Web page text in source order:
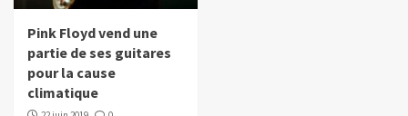
Pink Floyd vend une
partie de ses guitares
pour la cause
climatique